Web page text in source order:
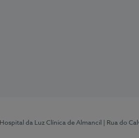
Hospital da Luz Clínica de Almancil | Rua do